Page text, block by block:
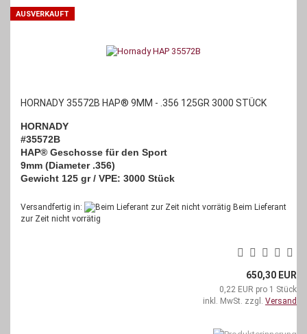
AUSVERKAUFT
HORNADY 35572B HAP® 9MM - .356 125GR 3000 STÜCK
HORNADY
#35572B
HAP® Geschosse für den Sport
9mm (Diameter .356)
Gewicht 125 gr / VPE: 3000 Stück
Versandfertig in:
Beim Lieferant
zur Zeit nicht vorrätig
650,30 EUR
0,22 EUR pro 1 Stück
inkl. MwSt. zzgl. Versand